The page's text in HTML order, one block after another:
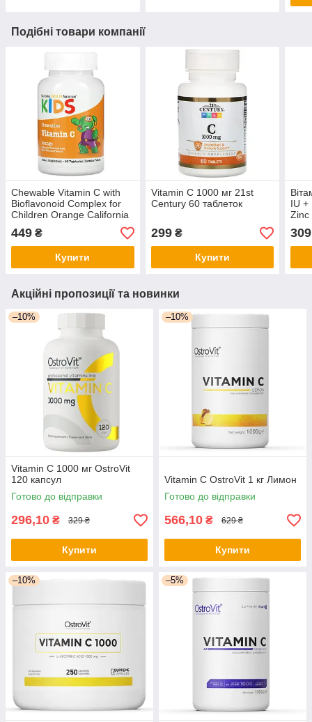
Подібні товари компанії
Chewable Vitamin C with
Bioflavonoid Complex for
Children Orange California
Gold Nutrition 90
жувальних таблеток
449 ₴
Купити
Vitamin C 1000 мг 21st
Century 60 таблеток
299₴
Купити
IU +
Zinc
309
Акційні пропозиції та новинки
–10%
Vitamin C 1000 мг OstroVit
120 капсул
Готово до відправки
296,10 ₴ 329 ₴
Купити
–10%
Vitamin C OstroVit 1 кг Лимон
Готово до відправки
566,10 ₴ 629 ₴
Купити
–10% –5%